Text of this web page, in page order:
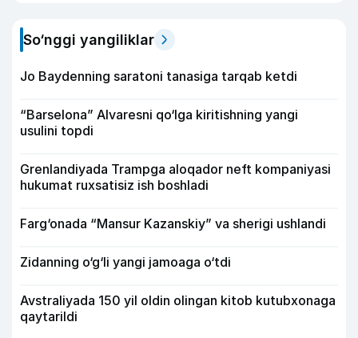
So‘nggi yangiliklar
Jo Baydenning saratoni tanasiga tarqab ketdi
“Barselona” Alvaresni qo‘lga kiritishning yangi
usulini topdi
Grenlandiyada Trampga aloqador neft kompaniyasi
hukumat ruxsatisiz ish boshladi
Farg‘onada “Mansur Kazanskiy” va sherigi ushlandi
Zidanning o‘g‘li yangi jamoaga o‘tdi
Avstraliyada 150 yil oldin olingan kitob kutubxonaga
qaytarildi